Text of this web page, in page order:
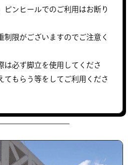
ンヒールでのご利用はお断り
限がございますのでご注意く
必ず脚立を使用してくださ
てもらう等をしてご利用くださ